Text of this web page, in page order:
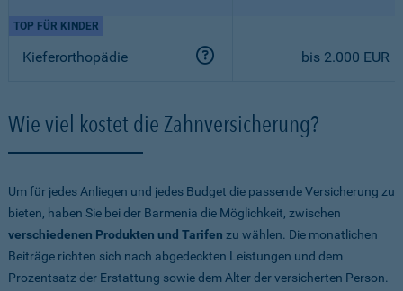
TOP FÜR KINDER
Kieferorthopädie bis 2.000 EUR
Wie viel kostet die Zahnversicherung?
Um für jedes Anliegen und jedes Budget die passende Versicherung zu
bieten, haben Sie bei der Barmenia die Möglichkeit, zwischen
verschiedenen Produkten und Tarifen zu wählen. Die monatlichen
Beiträge richten sich nach abgedeckten Leistungen und dem
Prozentsatz der Erstattung sowie dem Alter der versicherten Person.